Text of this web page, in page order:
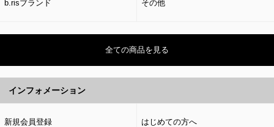
b.risブランド その他
全ての商品を見る
インフォメーション
新規会員登録 はじめての方へ